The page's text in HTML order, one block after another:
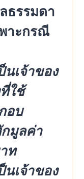
ธรรมดา
าะกรณี
นเจ้าของ
ใช้
อบ
มูลค่า
ท
นเจ้าของ